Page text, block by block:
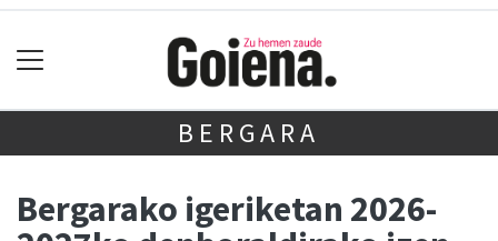
BERGARA
Bergarako igeriketan 2026-